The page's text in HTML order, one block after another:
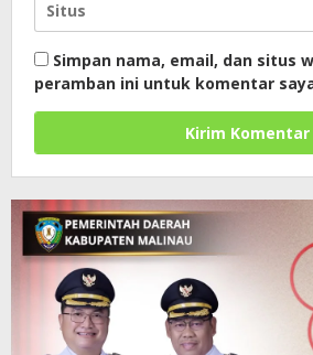
Simpan nama, email, dan situs
peramban ini untuk komentar